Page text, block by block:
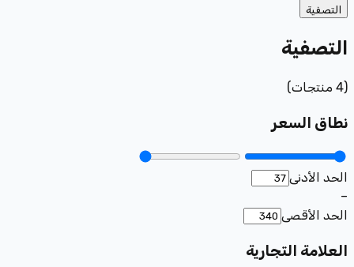
التصفية
التصفية
(
4 منتجات)
نطاق السعر
الحد الأدنى
–
الحد الأقصى
العلامة التجارية